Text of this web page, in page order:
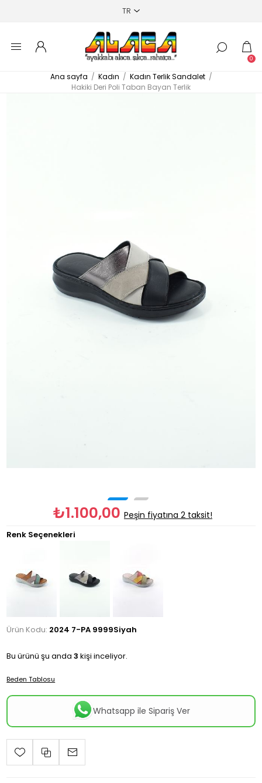
0
Ana sayfa / Kadın / Kadın Terlik Sandalet /
Hakiki Deri Poli Taban Bayan Terlik
₺1.100,00 Peşin fiyatına 2 taksit!
Renk Seçenekleri
Ürün Kodu: 2024 7-PA 9999Siyah
Bu ürünü şu anda3 kişi inceliyor.
Beden Tablosu
Whatsapp ile Sipariş Ver